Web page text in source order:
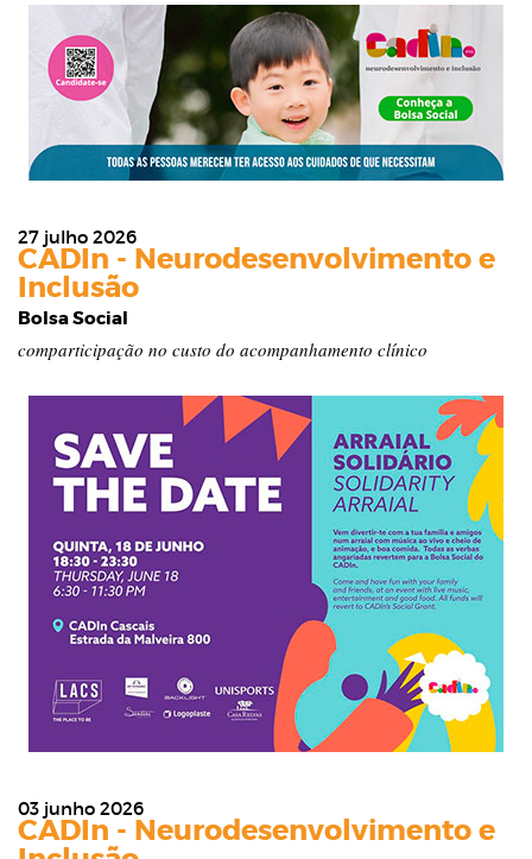
27 julho 2026
CADIn - Neurodesenvolvimento e
Inclusão
Bolsa Social
comparticipação no custo do acompanhamento clínico
03 junho 2026
CADIn - Neurodesenvolvimento e